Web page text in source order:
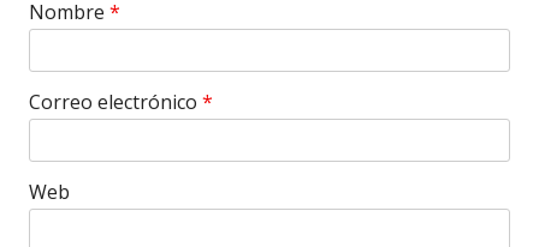
Nombre *
Correo electrónico *
Web